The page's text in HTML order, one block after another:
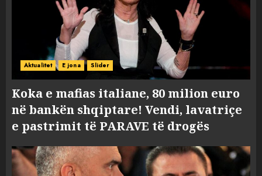
Aktualitet E jona Slider
Koka e mafias italiane, 80 milion euro
në bankën shqiptare! Vendi, lavatriçe
e pastrimit të PARAVE të drogës